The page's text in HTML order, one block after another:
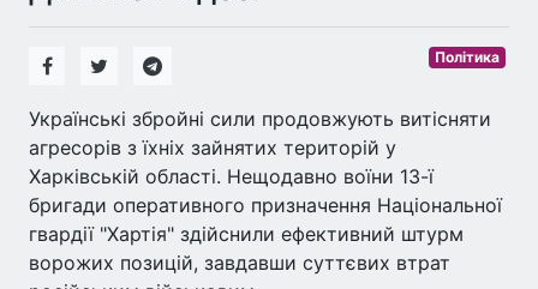
Політика
Українські збройні сили продовжують витісняти
агресорів з їхніх зайнятих територій у
Харківській області. Нещодавно воїни 13-ї
бригади оперативного призначення Національної
гвардії "Хартія" здійснили ефективний штурм
ворожих позицій, завдавши суттєвих втрат